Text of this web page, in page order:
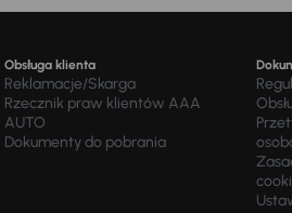
Obsługa klienta
Reklamacje/Skarga
Rzecznik praw klientów AAA
AUTO
Dokumenty do pobrania